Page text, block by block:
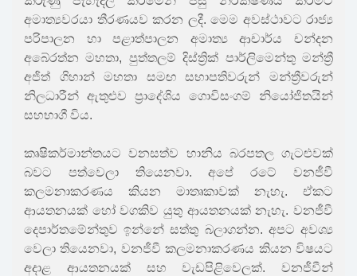
අමාත්‍යවරයා තීරණයව කරන ලදී. මෙම අවස්ථාවට රාජ්‍ය
පරිපාලන හා පළාත්පාලන අමාත්‍ය ආචාර්ය චන්දන
අබේරත්න මහතා, පුත්තලම් දිස්ත්‍රික් පාර්ලිමෙන්තු මන්ත්‍රී
අජිත් ගිහාන් මහතා සමඟ සභාපතිවරුන් මන්ත්‍රීවරුන්
නිලධාරීන් ඇතුළුව ප්‍රාදේශිය ගොවිසංගම් නියෝජිතයින්
සහභාගී විය.
කෘෂිකර්මාන්තයට වනසත්ව හානිය බරපතල ගැටළුවක්
බවට පත්වෙලා තියෙනවා. අපේ රටේ වනජීවී
කලමනාකරණය කියන මාතෘකාවක් නැහැ. ඒකට
ආයතනයක් හෝ වගකිව යුතු ආයතනයක් නැහැ. වනජීවී
දෙපාර්තමේන්තුව ඉන්නේ සත්තු බලාගන්න. අපට අවශ්‍ය
වෙලා තියෙනවා, වනජීවී කලමනාකරණය කියන විෂයට
අදාළ ආයතනයක් සහ වැඩපිළිවෙලක්. වනජීවීන්